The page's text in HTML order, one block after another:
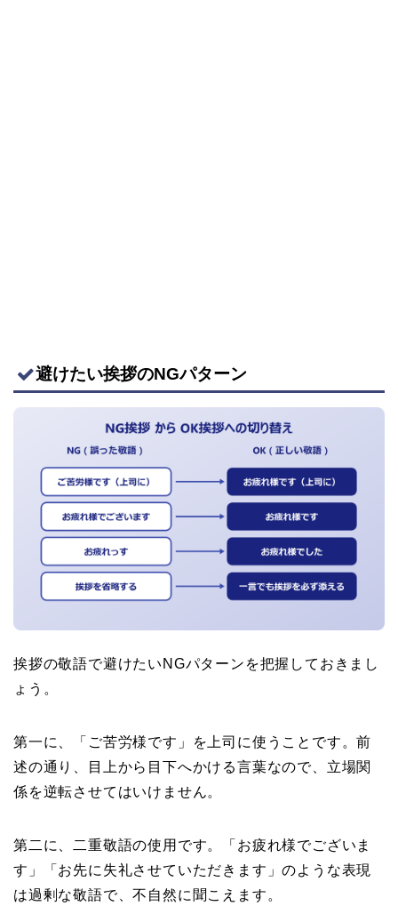
避けたい挨拶のNGパターン
挨拶の敬語で避けたいNGパターンを把握しておきまし
ょう。
第一に、「ご苦労様です」を上司に使うことです。前
述の通り、目上から目下へかける言葉なので、立場関
係を逆転させてはいけません。
第二に、二重敬語の使用です。「お疲れ様でございま
す」「お先に失礼させていただきます」のような表現
は過剰な敬語で、不自然に聞こえます。